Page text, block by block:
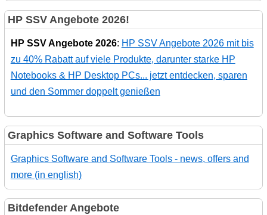
HP SSV Angebote 2026!
HP SSV Angebote 2026: HP SSV Angebote 2026 mit bis
zu 40% Rabatt auf viele Produkte, darunter starke HP
Notebooks & HP Desktop PCs... jetzt entdecken, sparen
und den Sommer doppelt genießen
Graphics Software and Software Tools
Graphics Software and Software Tools - news, offers and
more (in english)
Bitdefender Angebote